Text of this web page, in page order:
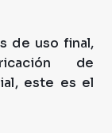
de uso final,
de
este es el